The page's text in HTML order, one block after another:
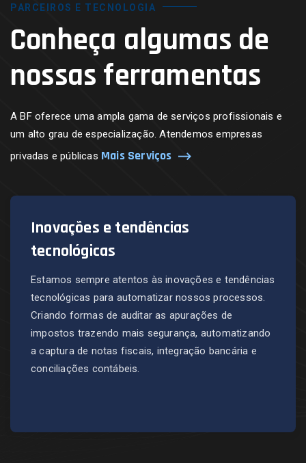
PARCEIROS E TECNOLOGIA
Conheça algumas de
nossas ferramentas
A BF oferece uma ampla gama de serviços profissionais e
um alto grau de especialização. Atendemos empresas
privadas e públicas Mais Serviços
Inovações e tendências
tecnológicas
Estamos sempre atentos às inovações e tendências
tecnológicas para automatizar nossos processos.
Criando formas de auditar as apurações de
impostos trazendo mais segurança, automatizando
a captura de notas fiscais, integração bancária e
conciliações contábeis.